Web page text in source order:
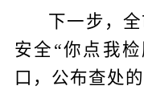
下一步 ，
安全 “你点我检
口 ， 公布查处的